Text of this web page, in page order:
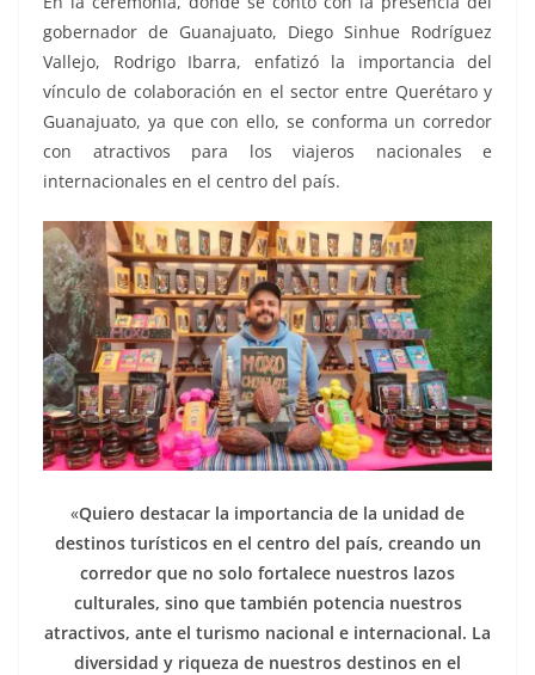
gobernador de Guanajuato, Diego Sinhue Rodríguez
Vallejo, Rodrigo Ibarra, enfatizó la importancia del
vínculo de colaboración en el sector entre Querétaro y
Guanajuato, ya que con ello, se conforma un corredor
con atractivos para los viajeros nacionales e
internacionales en el centro del país.
«Quiero destacar la importancia de la unidad de
destinos turísticos en el centro del país, creando un
corredor que no solo fortalece nuestros lazos
culturales, sino que también potencia nuestros
atractivos, ante el turismo nacional e internacional. La
diversidad y riqueza de nuestros destinos en el